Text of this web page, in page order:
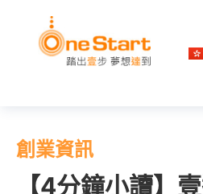
創業資訊
【4分鐘小讀】